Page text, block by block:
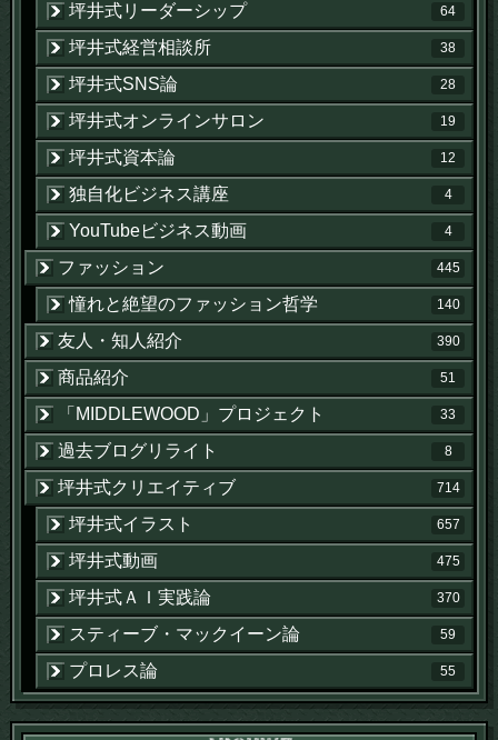
坪井式リーダーシップ 64
坪井式経営相談所 38
坪井式SNS論 28
坪井式オンラインサロン 19
坪井式資本論 12
独自化ビジネス講座 4
YouTubeビジネス動画 4
ファッション 445
憧れと絶望のファッション哲学 140
友人・知人紹介 390
商品紹介 51
「MIDDLEWOOD」プロジェクト 33
過去ブログリライト 8
坪井式クリエイティブ 714
坪井式イラスト 657
坪井式動画 475
坪井式ＡＩ実践論 370
スティーブ・マックイーン論 59
プロレス論 55